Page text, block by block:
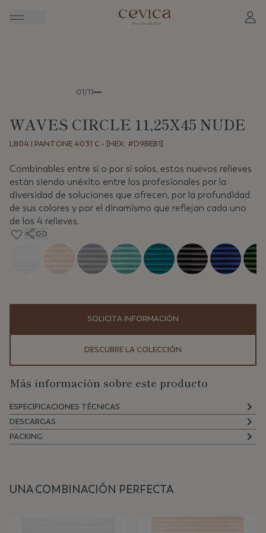
01/11
WAVES CIRCLE 11,25X45 NUDE
LB04 | PANTONE 4031 C - [HEX: #D9BEB1]
Combinables entre sí o por sí solos, estos nuevos relieves
están siendo unéxito entre los profesionales por la
diversidad de soluciones que ofrecen, por la profundidad
de sus colores y por el dinamismo que reflejan cada uno
de los 4 relieves.
SOLICITA INFORMACIÓN
DESCUBRE LA COLECCIÓN
Más información sobre este producto
ESPECIFICACIONES TÉCNICAS
DESCARGAS
PACKING
UNA COMBINACIÓN PERFECTA